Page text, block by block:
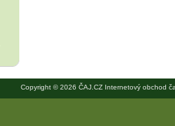
Copyright © 2026 ČAJ.CZ Internetový obchod